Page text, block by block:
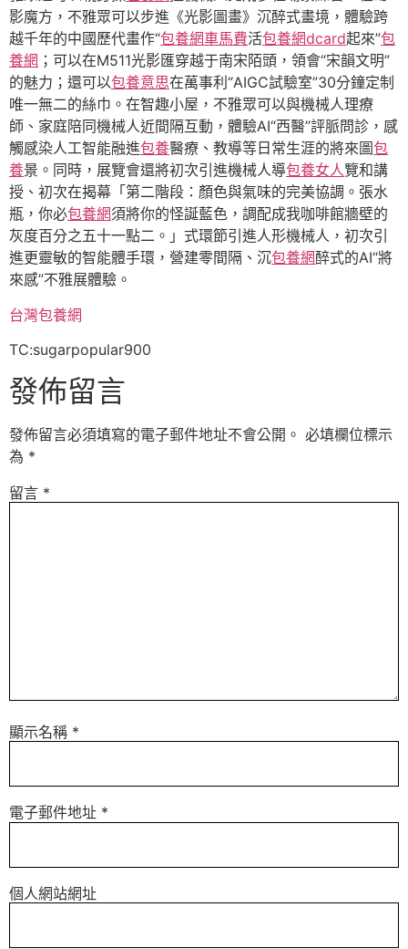
影魔方，不雅眾可以步進《光影圖畫》沉醉式畫境，體驗跨
越千年的中國歷代畫作“包養網車馬費活包養網dcard起來”包
養網 ；可以在M511光影匯穿越于南宋陌頭，領會“宋韻文明”
的魅力；還可以包養意思在萬事利“AIGC試驗室”30分鐘定制
唯一無二的絲巾。在智趣小屋，不雅眾可以與機械人理療
師、家庭陪同機械人近間隔互動，體驗AI“西醫”評脈問診，感
觸感染人工智能融進包養醫療、教導等日常生涯的將來圖包
養景。同時，展覽會還將初次引進機械人導包養女人覽和講
授、初次在揭幕「第二階段：顏色與氣味的完美協調。張水
瓶，你必包養網須將你的怪誕藍色，調配成我咖啡館牆壁的
灰度百分之五十一點二。」式環節引進人形機械人，初次引
進更靈敏的智能體手環，營建零間隔、沉包養網醉式的AI“將
來感”不雅展體驗。
台灣包養網
TC:sugarpopular900
發佈留言
發佈留言必須填寫的電子郵件地址不會公開。 必填欄位標示
為 *
留言 *
顯示名稱 *
電子郵件地址 *
個人網站網址